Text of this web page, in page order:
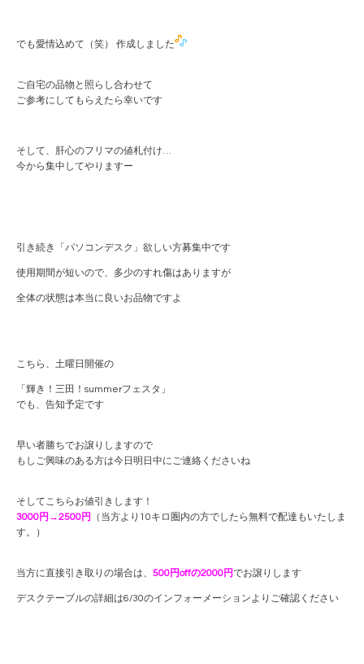
でも愛情込めて（笑） 作成しました
ご自宅の品物と照らし合わせて
ご参考にしてもらえたら幸いです
そして、肝心のフリマの値札付け…
今から集中してやりますー
引き続き「パソコンデスク」欲しい方募集中です
使用期間が短いので、多少のすれ傷はありますが
全体の状態は本当に良いお品物ですよ
こちら、土曜日開催の
「輝き！三田！summerフェスタ」
でも、告知予定です
早い者勝ちでお譲りしますので
もしご興味のある方は今日明日中にご連絡くださいね
そしてこちらお値引きします！
3000円→2500円
（当方より10キロ圏内の方でしたら無料で配達もいたしま
す。）
当方に直接引き取りの場合は、 500円offの2000円でお譲りします
デスクテーブルの詳細は6/30のインフォーメーションよりご確認ください